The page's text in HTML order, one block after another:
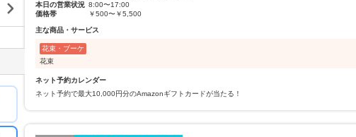
本日の営業状況 8:00〜17:00
価格帯
￥500〜￥5,500
主な商品・サービス
花束・ブーケ
花束
ネット予約カレンダー
ネット予約で最大10,000円分のAmazonギフトカードが当たる！